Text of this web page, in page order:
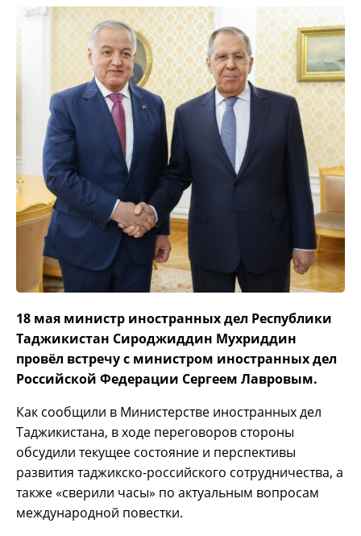
18 мая министр иностранных дел Республики
Таджикистан Сироджиддин Мухриддин
провёл встречу с министром иностранных дел
Российской Федерации Сергеем Лавровым.
Как сообщили в Министерстве иностранных дел
Таджикистана, в ходе переговоров стороны
обсудили текущее состояние и перспективы
развития таджикско-российского сотрудничества, а
также «сверили часы» по актуальным вопросам
международной повестки.